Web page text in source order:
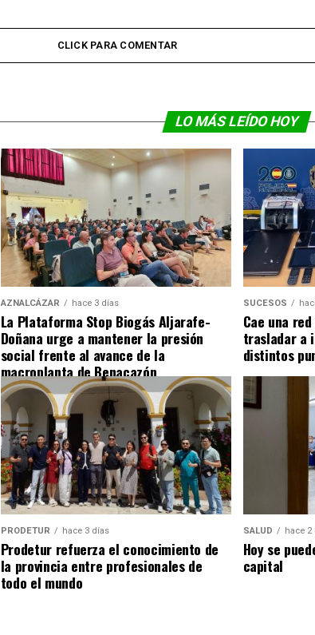
CLICK PARA COMENTAR
LO MÁS LEÍDO HOY
AZNALCÁZAR hace 3 días
La Plataforma Stop Biogás Aljarafe-
Doñana urge a mantener la presión
social frente al avance de la
macroplanta de Benacazón
SUCESOS
Cae una
trasladar a
distintos
PRODETUR hace 3 días
Prodetur refuerza el conocimiento de
la provincia entre profesionales de
todo el mundo
SALUD hace 2
Hoy se
capital